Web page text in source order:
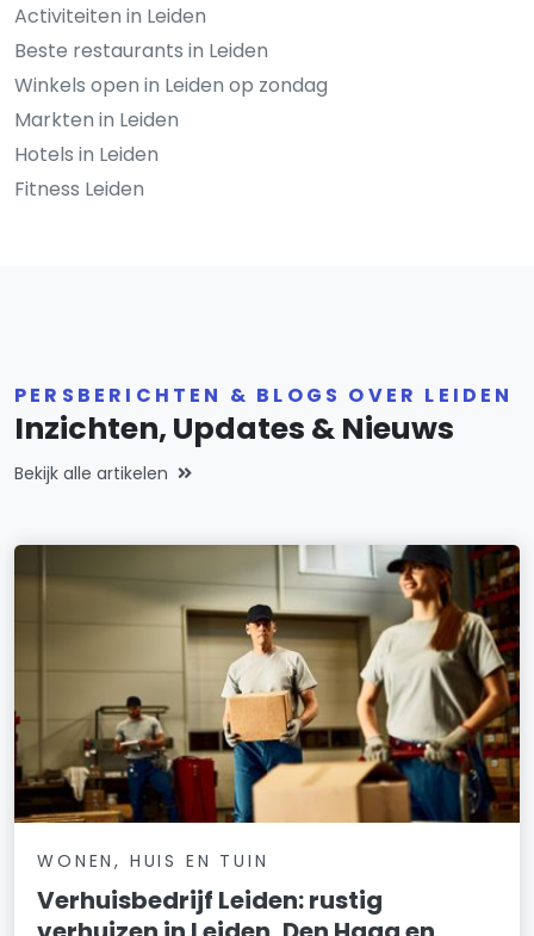
Activiteiten in Leiden
Beste restaurants in Leiden
Winkels open in Leiden op zondag
Markten in Leiden
Hotels in Leiden
Fitness Leiden
PERSBERICHTEN & BLOGS OVER LEIDEN
Inzichten, Updates & Nieuws
Bekijk alle artikelen
WONEN, HUIS EN TUIN
Verhuisbedrijf Leiden: rustig